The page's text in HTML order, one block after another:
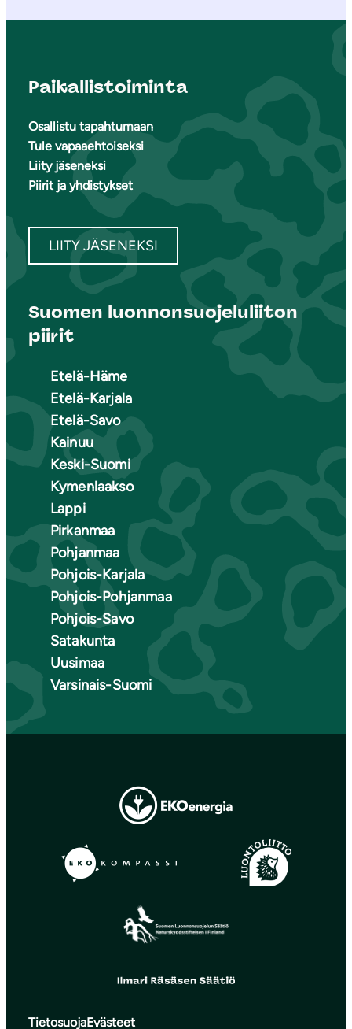
Paikallistoiminta
Osallistu tapahtumaan
Tule vapaaehtoiseksi
Liity jäseneksi
Piirit ja yhdistykset
LIITY JÄSENEKSI
Suomen luonnonsuojeluliiton
piirit
Etelä-Häme
Etelä-Karjala
Etelä-Savo
Kainuu
Keski-Suomi
Kymenlaakso
Lappi
Pirkanmaa
Pohjanmaa
Pohjois-Karjala
Pohjois-Pohjanmaa
Pohjois-Savo
Satakunta
Uusimaa
Varsinais-Suomi
TietosuojaEvästeet